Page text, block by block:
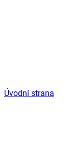
Úvodní strana